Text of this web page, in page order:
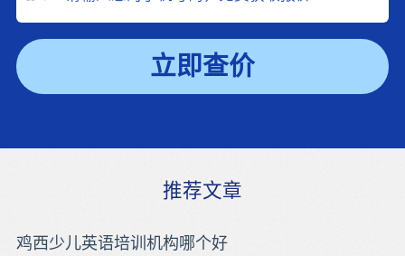
立即查价
推荐文章
鸡西少儿英语培训机构哪个好